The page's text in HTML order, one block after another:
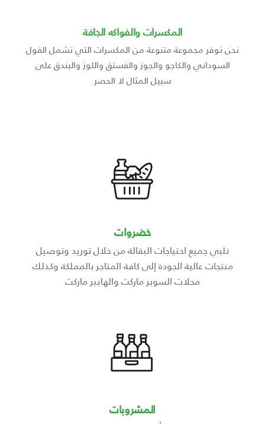
المكسرات والفواكه الجافة
نحن نوفر مجموعة متنوعة من المكسرات التي تشمل الفول
السوداني والكاجو والجوز والفستق واللوز والبندق على
سبيل المثال لا الحصر
خضروات
نلبي جميع احتياجات البقالة من خلال توريد وتوصيل
منتجات عالية الجودة إلى كافة المتاجر بالمملكة وكذلك
محلات السوبر ماركت والهايبر ماركت
المشروبات